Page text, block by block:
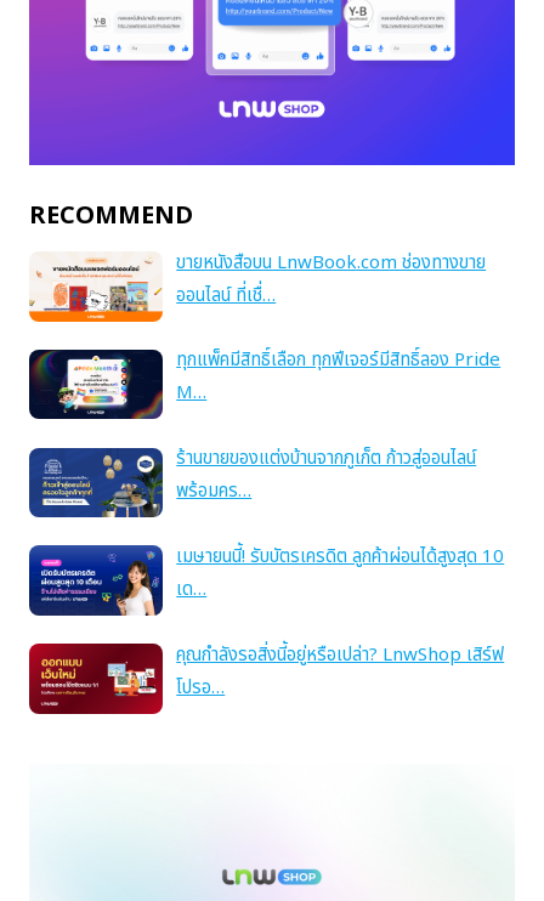
RECOMMEND
ขายหนังสือบน LnwBook.com ช่องทางขาย
ออนไลน์ ที่เชื่…
ทุกแพ็คมีสิทธิ์เลือก ทุกฟีเจอร์มีสิทธิ์ลอง Pride
M…
ร้านขายของแต่งบ้านจากภูเก็ต ก้าวสู่ออนไลน์
พร้อมคร…
เมษายนนี้! รับบัตรเครดิต ลูกค้าผ่อนได้สูงสุด 10
เด…
คุณกำลังรอสิ่งนี้อยู่หรือเปล่า? LnwShop เสิร์ฟ
โปรอ…